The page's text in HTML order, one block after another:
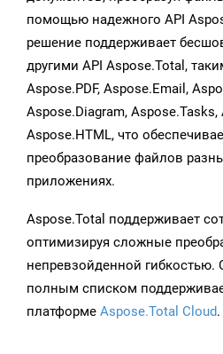
помощью надежного API
решение поддерживает
другими API Aspose.Total,
Aspose.PDF, Aspose.Email,
Aspose.Diagram, Aspose.Tasks,
Aspose.HTML, что
преобразование файлов
приложениях.
Aspose.Total поддерживает
оптимизируя сложные
непревзойденной гибкостью.
полным списком
платформе Aspose.Total Cloud.